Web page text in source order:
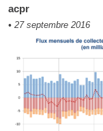
acpr
• 27 septembre 2016